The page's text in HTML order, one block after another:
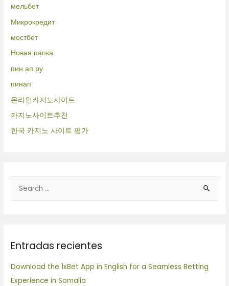
мельбет
Микрокредит
мостбет
Новая папка
пин ап ру
пинап
온라인카지노사이트
카지노사이트추천
한국 카지노 사이트 평가
u
a
Entradas recientes
Download the 1xBet App in English for a Seamless Betting
Experience in Somalia